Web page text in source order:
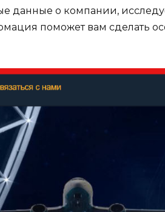
данные о компании,
поможет вам сделать